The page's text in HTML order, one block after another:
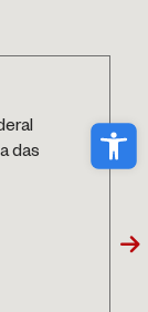
das